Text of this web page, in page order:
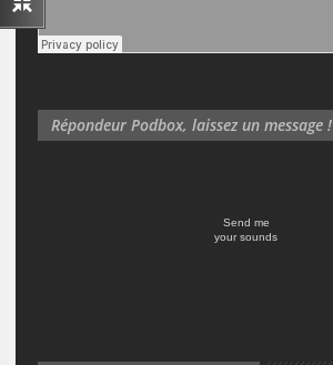
Répondeur Podbox, laissez un message !
Send me
your sounds